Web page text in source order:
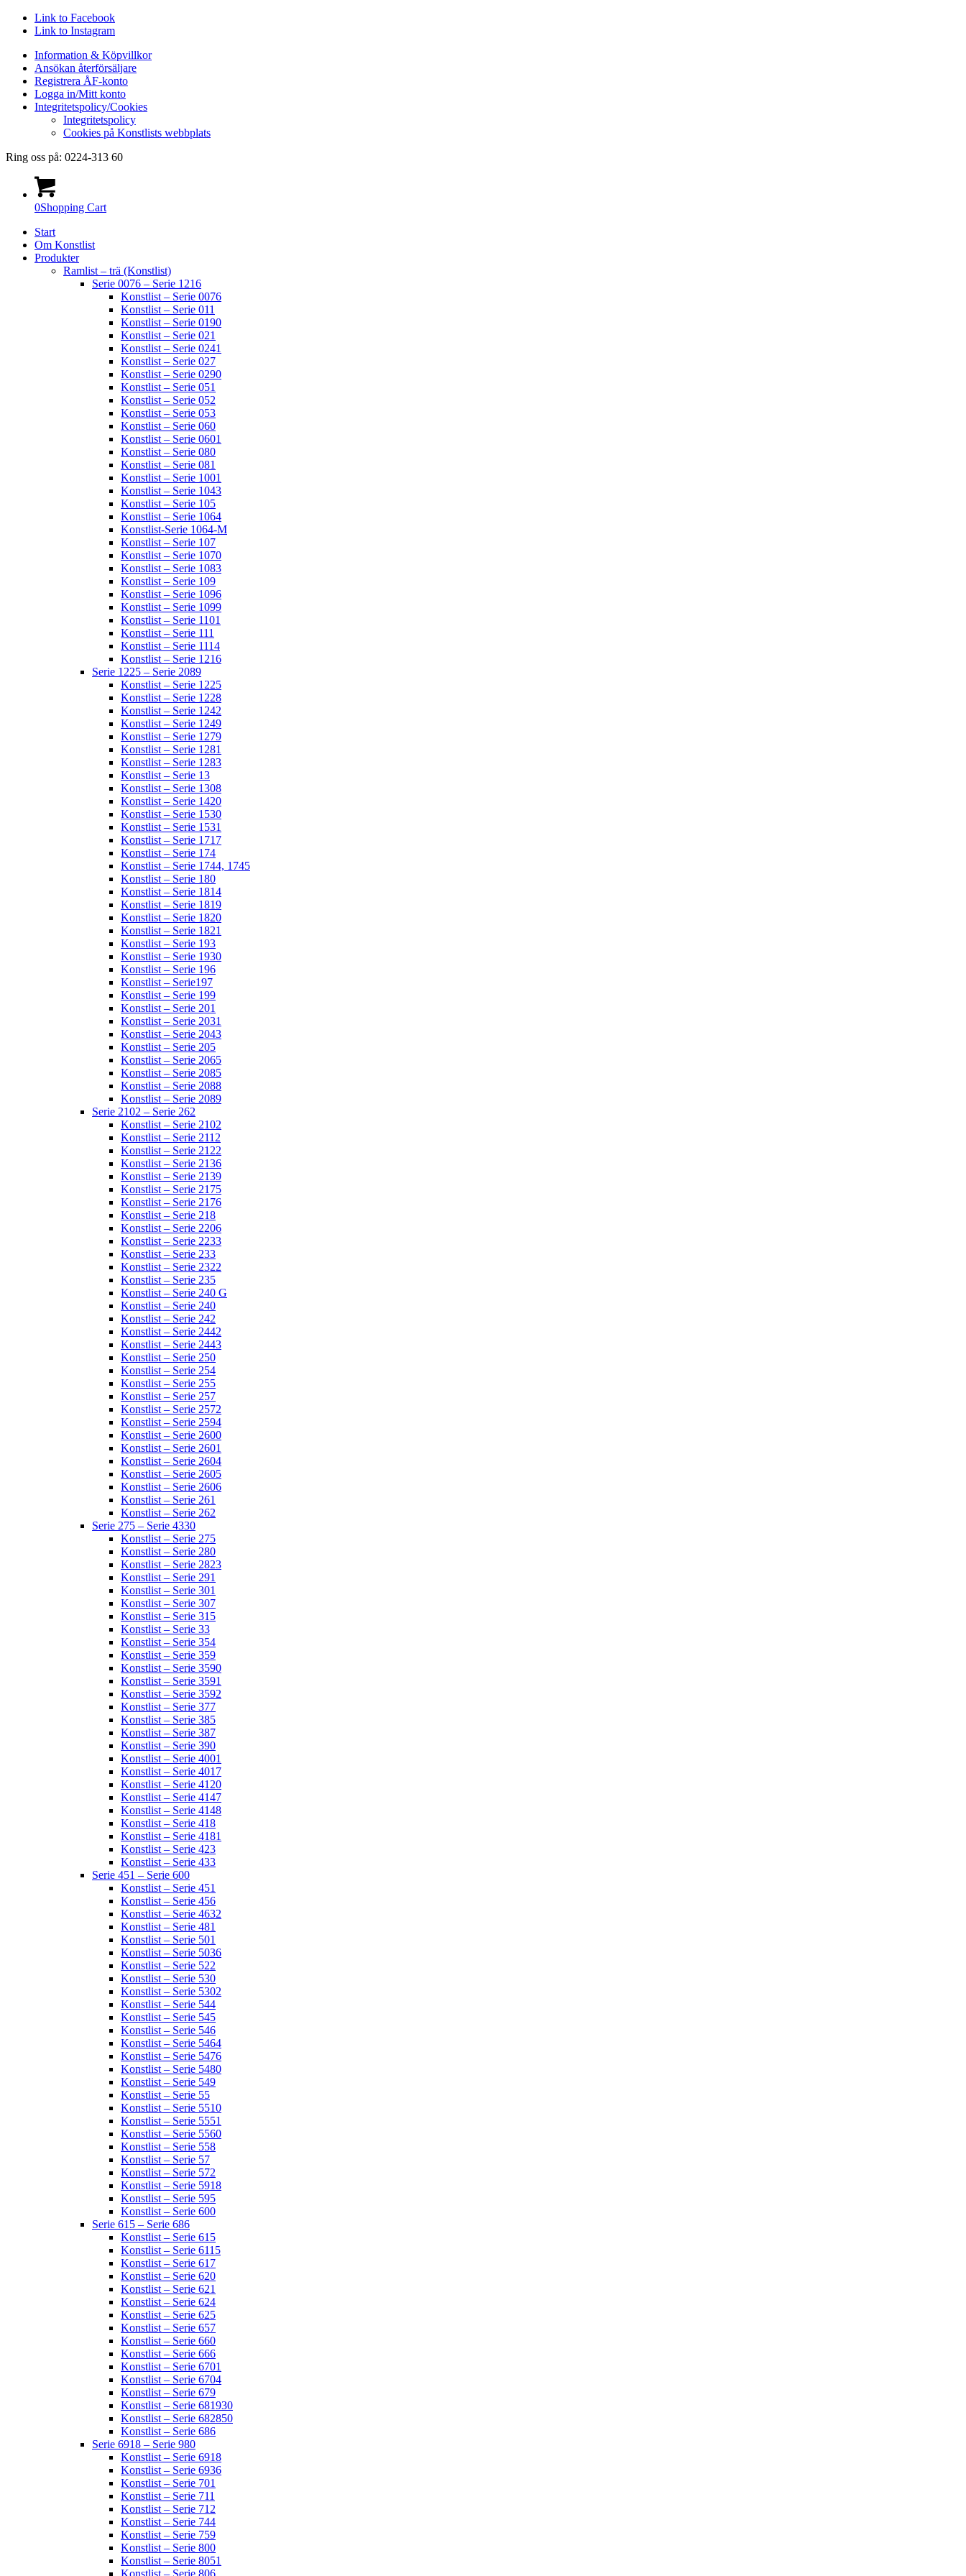
Link to Facebook
Link to Instagram
Information & Köpvillkor
Ansökan återförsäljare
Registrera ÅF-konto
Logga in/Mitt konto
Integritetspolicy/Cookies
Integritetspolicy
Cookies på Konstlists webbplats
Ring oss på: 0224-313 60
0Shopping Cart
Start
Om Konstlist
Produkter
Ramlist – trä (Konstlist)
Serie 0076 – Serie 1216
Konstlist – Serie 0076
Konstlist – Serie 011
Konstlist – Serie 0190
Konstlist – Serie 021
Konstlist – Serie 0241
Konstlist – Serie 027
Konstlist – Serie 0290
Konstlist – Serie 051
Konstlist – Serie 052
Konstlist – Serie 053
Konstlist – Serie 060
Konstlist – Serie 0601
Konstlist – Serie 080
Konstlist – Serie 081
Konstlist – Serie 1001
Konstlist – Serie 1043
Konstlist – Serie 105
Konstlist – Serie 1064
Konstlist-Serie 1064-M
Konstlist – Serie 107
Konstlist – Serie 1070
Konstlist – Serie 1083
Konstlist – Serie 109
Konstlist – Serie 1096
Konstlist – Serie 1099
Konstlist – Serie 1101
Konstlist – Serie 111
Konstlist – Serie 1114
Konstlist – Serie 1216
Serie 1225 – Serie 2089
Konstlist – Serie 1225
Konstlist – Serie 1228
Konstlist – Serie 1242
Konstlist – Serie 1249
Konstlist – Serie 1279
Konstlist – Serie 1281
Konstlist – Serie 1283
Konstlist – Serie 13
Konstlist – Serie 1308
Konstlist – Serie 1420
Konstlist – Serie 1530
Konstlist – Serie 1531
Konstlist – Serie 1717
Konstlist – Serie 174
Konstlist – Serie 1744, 1745
Konstlist – Serie 180
Konstlist – Serie 1814
Konstlist – Serie 1819
Konstlist – Serie 1820
Konstlist – Serie 1821
Konstlist – Serie 193
Konstlist – Serie 1930
Konstlist – Serie 196
Konstlist – Serie197
Konstlist – Serie 199
Konstlist – Serie 201
Konstlist – Serie 2031
Konstlist – Serie 2043
Konstlist – Serie 205
Konstlist – Serie 2065
Konstlist – Serie 2085
Konstlist – Serie 2088
Konstlist – Serie 2089
Serie 2102 – Serie 262
Konstlist – Serie 2102
Konstlist – Serie 2112
Konstlist – Serie 2122
Konstlist – Serie 2136
Konstlist – Serie 2139
Konstlist – Serie 2175
Konstlist – Serie 2176
Konstlist – Serie 218
Konstlist – Serie 2206
Konstlist – Serie 2233
Konstlist – Serie 233
Konstlist – Serie 2322
Konstlist – Serie 235
Konstlist – Serie 240 G
Konstlist – Serie 240
Konstlist – Serie 242
Konstlist – Serie 2442
Konstlist – Serie 2443
Konstlist – Serie 250
Konstlist – Serie 254
Konstlist – Serie 255
Konstlist – Serie 257
Konstlist – Serie 2572
Konstlist – Serie 2594
Konstlist – Serie 2600
Konstlist – Serie 2601
Konstlist – Serie 2604
Konstlist – Serie 2605
Konstlist – Serie 2606
Konstlist – Serie 261
Konstlist – Serie 262
Serie 275 – Serie 4330
Konstlist – Serie 275
Konstlist – Serie 280
Konstlist – Serie 2823
Konstlist – Serie 291
Konstlist – Serie 301
Konstlist – Serie 307
Konstlist – Serie 315
Konstlist – Serie 33
Konstlist – Serie 354
Konstlist – Serie 359
Konstlist – Serie 3590
Konstlist – Serie 3591
Konstlist – Serie 3592
Konstlist – Serie 377
Konstlist – Serie 385
Konstlist – Serie 387
Konstlist – Serie 390
Konstlist – Serie 4001
Konstlist – Serie 4017
Konstlist – Serie 4120
Konstlist – Serie 4147
Konstlist – Serie 4148
Konstlist – Serie 418
Konstlist – Serie 4181
Konstlist – Serie 423
Konstlist – Serie 433
Serie 451 – Serie 600
Konstlist – Serie 451
Konstlist – Serie 456
Konstlist – Serie 4632
Konstlist – Serie 481
Konstlist – Serie 501
Konstlist – Serie 5036
Konstlist – Serie 522
Konstlist – Serie 530
Konstlist – Serie 5302
Konstlist – Serie 544
Konstlist – Serie 545
Konstlist – Serie 546
Konstlist – Serie 5464
Konstlist – Serie 5476
Konstlist – Serie 5480
Konstlist – Serie 549
Konstlist – Serie 55
Konstlist – Serie 5510
Konstlist – Serie 5551
Konstlist – Serie 5560
Konstlist – Serie 558
Konstlist – Serie 57
Konstlist – Serie 572
Konstlist – Serie 5918
Konstlist – Serie 595
Konstlist – Serie 600
Serie 615 – Serie 686
Konstlist – Serie 615
Konstlist – Serie 6115
Konstlist – Serie 617
Konstlist – Serie 620
Konstlist – Serie 621
Konstlist – Serie 624
Konstlist – Serie 625
Konstlist – Serie 657
Konstlist – Serie 660
Konstlist – Serie 666
Konstlist – Serie 6701
Konstlist – Serie 6704
Konstlist – Serie 679
Konstlist – Serie 681930
Konstlist – Serie 682850
Konstlist – Serie 686
Serie 6918 – Serie 980
Konstlist – Serie 6918
Konstlist – Serie 6936
Konstlist – Serie 701
Konstlist – Serie 711
Konstlist – Serie 712
Konstlist – Serie 744
Konstlist – Serie 759
Konstlist – Serie 800
Konstlist – Serie 8051
Konstlist – Serie 806